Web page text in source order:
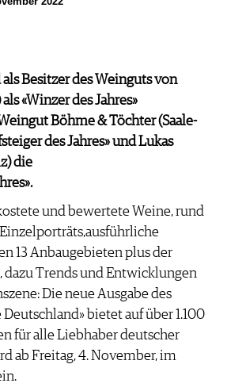
Besitzer des Weinguts von
«Winzer des Jahres»
Böhme & Töchter (Saale-
des Jahres» und Lukas
die
und bewertete Weine, rund
13 Anbaugebieten plus der
dazu Trends und Entwicklungen
Die neue Ausgabe des
bietet auf über 1.100
für alle Liebhaber deutscher
ab Freitag, 4. November, im